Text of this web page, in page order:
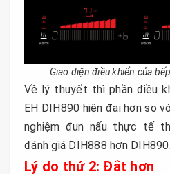
Giao diện điều khiển của
Về lý thuyết thì phần điều
EH DIH890 hiện đại hơn so
nghiệm đun nấu thực tế
đánh giá DIH888 hơn DIH890.
Lý do thứ 2: Đắt hơn